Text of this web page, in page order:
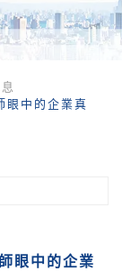
眼中的企業真
眼中的企業